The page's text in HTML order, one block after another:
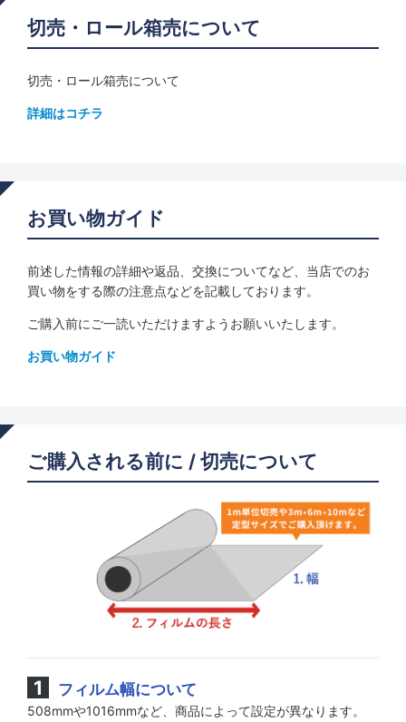
切売・ロール箱売について
切売・ロール箱売について
詳細はコチラ
お買い物ガイド
前述した情報の詳細や返品、交換についてなど、当店でのお
買い物をする際の注意点などを記載しております。
ご購入前にご一読いただけますようお願いいたします。
お買い物ガイド
ご購入される前に / 切売について
フィルム幅について
508mmや1016mmなど、商品によって設定が異なります。